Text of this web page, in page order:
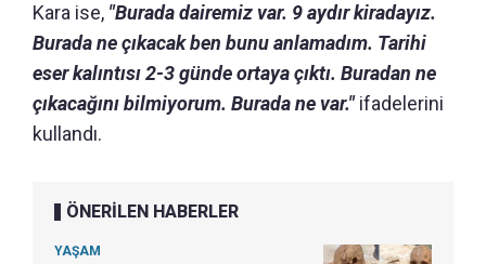
Kara ise, "Burada dairemiz var. 9 aydır kiradayız.
Burada ne çıkacak ben bunu anlamadım. Tarihi
eser kalıntısı 2-3 günde ortaya çıktı. Buradan ne
çıkacağını bilmiyorum. Burada ne var."ifadelerini
kullandı.
ÖNERİLEN HABERLER
YAŞAM